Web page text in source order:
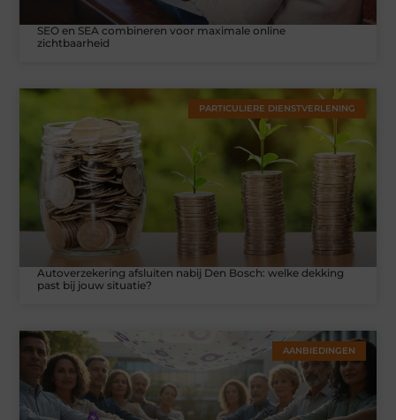
SEO en SEA combineren voor maximale online
zichtbaarheid
PARTICULIERE DIENSTVERLENING
Autoverzekering afsluiten nabij Den Bosch: welke dekking
past bij jouw situatie?
AANBIEDINGEN